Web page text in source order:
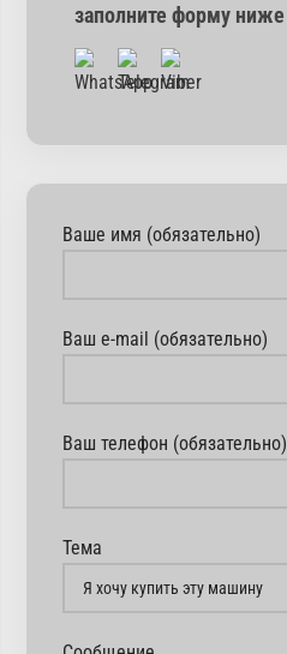
заполните форму ниже
Ваше имя (обязательно)
Ваш e-mail (обязательно)
Ваш телефон (обязательно)
Тема